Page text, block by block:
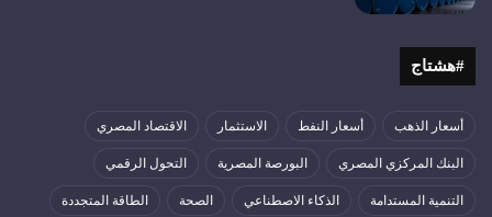
#هشتاج
أسعار الذهب أسعار النفط الاستثمار الاقتصاد المصري
البنك المركزي المصري البورصة المصرية التحول الرقمي
التنمية المستدامة الذكاء الاصطناعي الصحة الطاقة المتجددة